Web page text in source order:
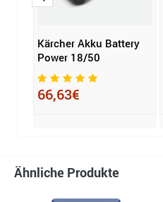
Kärcher Akku Battery
Power 18/50
66,63€
Ähnliche Produkte